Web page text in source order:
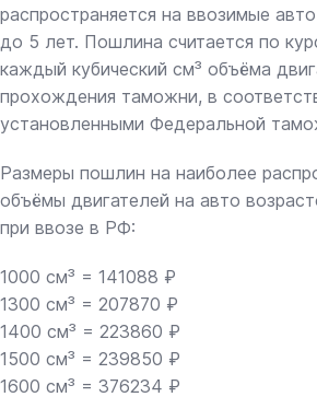
распространяется на ввозимые
до 5 лет. Пошлина считается по
каждый кубический см³ объёма
прохождения таможни, в
установленными Федеральной
Размеры пошлин на наиболее
объёмы двигателей на авто
при ввозе в РФ:
1000 см³ = 141088 ₽
1300 см³ = 207870 ₽
1400 см³ = 223860 ₽
1500 см³ = 239850 ₽
1600 см³ = 376234 ₽